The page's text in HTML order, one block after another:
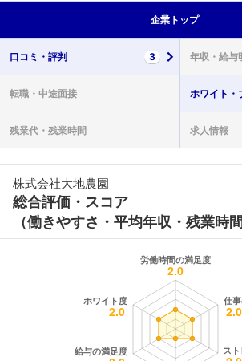
企業 トップ
口コミ・ 評判 3 年収・ 給与
転職・ 中途面接 ホワイト・
残業代・ 残業時間 求人情報
株式会社大地農園
総合評価・スコア
（働きやすさ・平均年収・残業時間